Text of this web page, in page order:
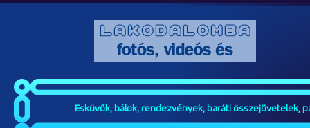
Esküvők, bálok, rendezvények, baráti összejövetelek,